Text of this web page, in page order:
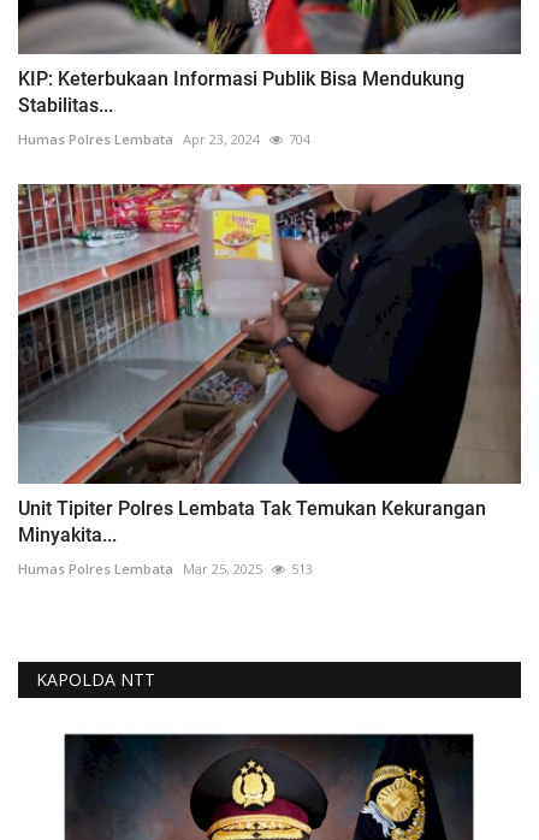
KIP: Keterbukaan Informasi Publik Bisa Mendukung
Stabilitas...
Humas Polres Lembata Apr 23, 2024 704
Unit Tipiter Polres Lembata Tak Temukan Kekurangan
Minyakita...
Humas Polres Lembata Mar 25, 2025 513
KAPOLDA NTT